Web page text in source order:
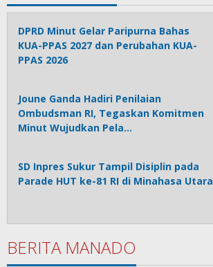
DPRD Minut Gelar Paripurna Bahas
KUA-PPAS 2027 dan Perubahan KUA-
PPAS 2026
Joune Ganda Hadiri Penilaian
Ombudsman RI, Tegaskan Komitmen
Minut Wujudkan Pela…
SD Inpres Sukur Tampil Disiplin pada
Parade HUT ke-81 RI di Minahasa Utara
BERITA MANADO